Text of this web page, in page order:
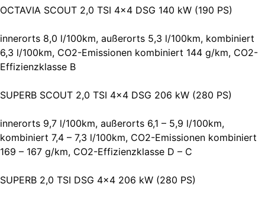
OCTAVIA SCOUT 2,0 TSI 4×4 DSG 140 kW (190 PS)
innerorts 8,0 l/100km, außerorts 5,3 l/100km, kombiniert
6,3 l/100km, CO2-Emissionen kombiniert 144 g/km, CO2-
Effizienzklasse B
SUPERB SCOUT 2,0 TSI 4×4 DSG 206 kW (280 PS)
innerorts 9,7 l/100km, außerorts 6,1 – 5,9 l/100km,
kombiniert 7,4 – 7,3 l/100km, CO2-Emissionen kombiniert
169 – 167 g/km, CO2-Effizienzklasse D – C
SUPERB 2,0 TSI DSG 4×4 206 kW (280 PS)